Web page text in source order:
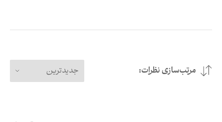
مرتب‌سازی نظرات: جدیدترین